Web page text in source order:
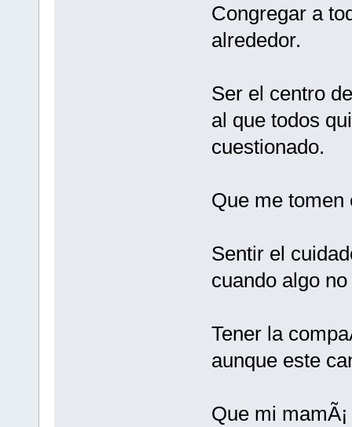
Congregar a
alrededor.
Ser el centro
al que todos
cuestionado.
Que me tomen
Sentir el
cuando algo
Tener la
aunque este
Que mi